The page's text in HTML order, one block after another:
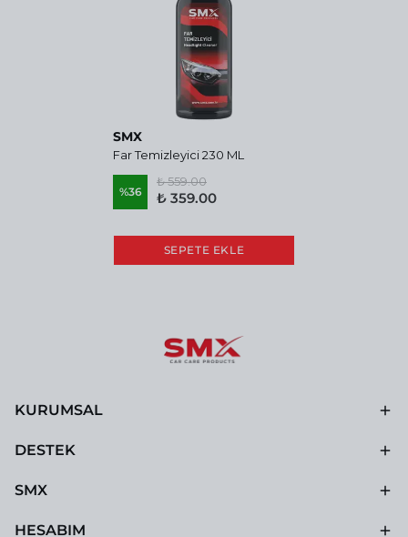
SMX
Far Temizleyici 230 ML
%36
₺ 559.00
₺ 359.00
SEPETE EKLE
KURUMSAL
DESTEK
SMX
HESABIM